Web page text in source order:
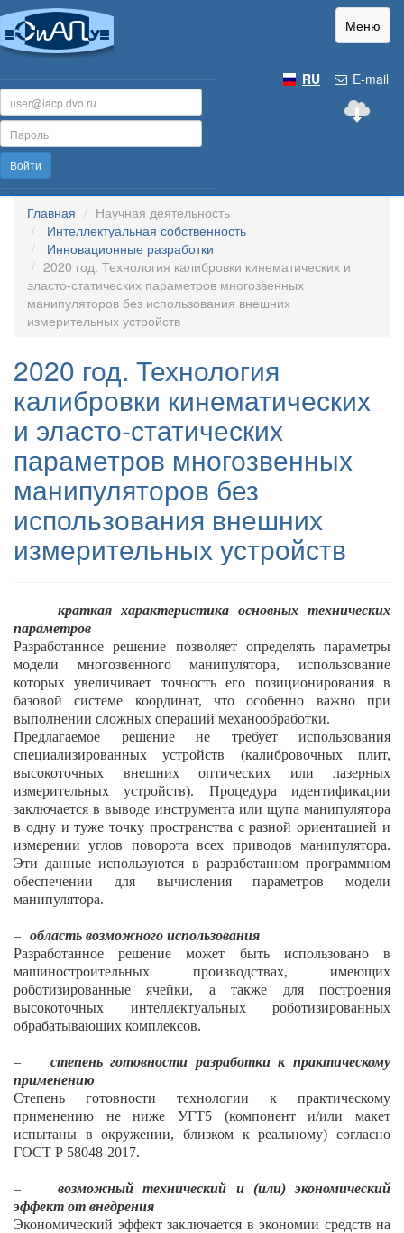
Меню
E-mail
RU
Войти
Главная
Научная деятельность
Интеллектуальная собственность
Инновационные разработки
2020 год. Технология калибровки кинематических и
эласто-статических параметров многозвенных
манипуляторов без использования внешних
измерительных устройств
2020 год. Технология
калибровки кинематических
и эласто-статических
параметров многозвенных
манипуляторов без
использования внешних
измерительных устройств
–
краткая характеристика основных технических
параметров
Разработанное решение позволяет определять параметры
модели многозвенного манипулятора, использование
которых увеличивает точность его позиционирования в
базовой системе координат, что особенно важно при
выполнении сложных операций механообработки.
Предлагаемое решение не требует использования
специализированных устройств (калибровочных плит,
высокоточных внешних оптических или лазерных
измерительных устройств). Процедура идентификации
заключается в выводе инструмента или щупа манипулятора
в одну и туже точку пространства с разной ориентацией и
измерении углов поворота всех приводов манипулятора.
Эти данные используются в разработанном программном
обеспечении для вычисления параметров модели
манипулятора.
– область возможного использования
Разработанное решение может быть использовано в
машиностроительных производствах, имеющих
роботизированные ячейки, а также для построения
высокоточных интеллектуальных роботизированных
обрабатывающих комплексов.
–
степень готовности разработки к практическому
применению
Степень готовности технологии к практическому
применению не ниже УГТ5 (компонент и/или макет
испытаны в окружении, близком к реальному) согласно
ГОСТ Р 58048-2017.
–
возможный технический и (или) экономический
эффект от внедрения
Экономический эффект заключается в экономии средств на